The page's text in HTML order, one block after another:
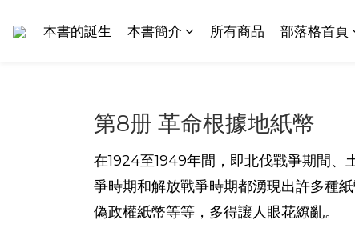
本書的誕生 本書簡介 所有商品 部落格首頁
第8册 革命根據地紙幣
在1924至1949年間，即北伐戰爭期間、
爭時期和解放戰爭時期都湧現出許多種
偽政權紙幣等等，多得讓人眼花繚亂。